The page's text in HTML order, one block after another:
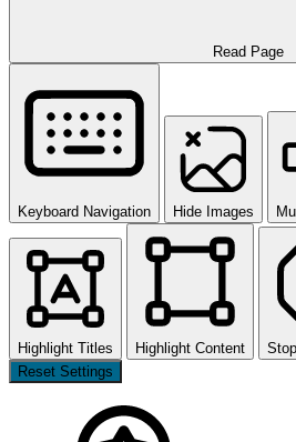
Read Page
Keyboard Navigation Hide Images
Highlight Titles Highlight Content
Reset Settings